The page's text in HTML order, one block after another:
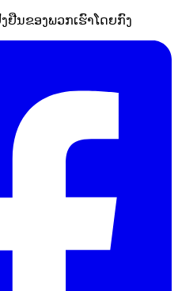
ຢືນຂອງພວກເຮົາໂດຍກົງ